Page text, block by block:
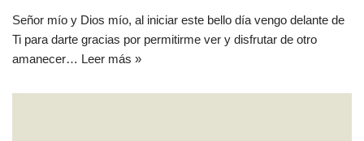
Señor mío y Dios mío, al iniciar este bello día vengo delante de
Ti para darte gracias por permitirme ver y disfrutar de otro
amanecer… Leer más »